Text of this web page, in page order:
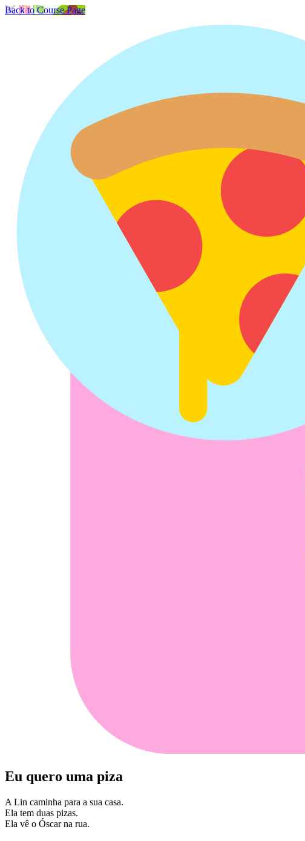
Back to Course Page
Eu quero uma piza
A Lin caminha para a sua casa.
Ela tem duas pizas.
Ela vê o Óscar na rua.